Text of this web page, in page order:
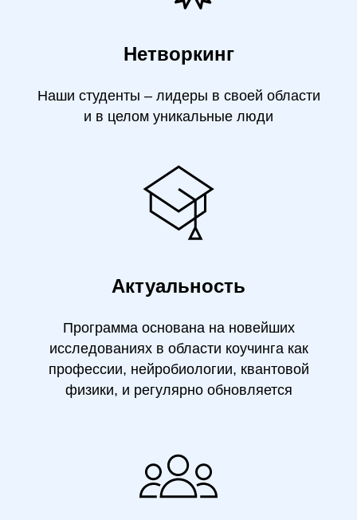
Нетворкинг
Наши студенты – лидеры в своей области
и в целом уникальные люди
Актуальность
Программа основана на новейших
исследованиях в области коучинга как
профессии, нейробиологии, квантовой
физики, и регулярно обновляется